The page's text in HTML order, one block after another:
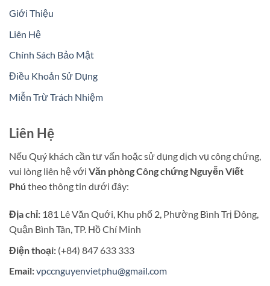
Giới Thiệu
Liên Hệ
Chính Sách Bảo Mật
Điều Khoản Sử Dụng
Miễn Trừ Trách Nhiệm
Liên Hệ
Nếu Quý khách cần tư vấn hoặc sử dụng dịch vụ công chứng,
vui lòng liên hệ với Văn phòng Công chứng Nguyễn Viết
Phú theo thông tin dưới đây:
Địa chỉ: 181 Lê Văn Quới, Khu phố 2, Phường Bình Trị Đông,
Quận Bình Tân, TP. Hồ Chí Minh
Điện thoại: (+84) 847 633 333
Email:vpccnguyenvietphu@gmail.com